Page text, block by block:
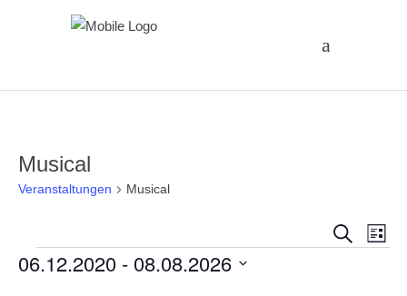
Musical
Veranstaltungen Musical
Suche
Liste
Veranstaltungen
06.12.2020 - 08.08.2026